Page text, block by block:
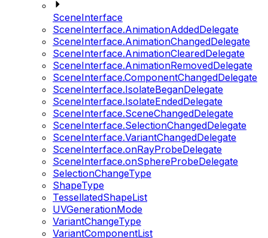
SceneInterface
SceneInterface.AnimationAddedDelegate
SceneInterface.AnimationChangedDelegate
SceneInterface.AnimationClearedDelegate
SceneInterface.AnimationRemovedDelegate
SceneInterface.ComponentChangedDelegate
SceneInterface.IsolateBeganDelegate
SceneInterface.IsolateEndedDelegate
SceneInterface.SceneChangedDelegate
SceneInterface.SelectionChangedDelegate
SceneInterface.VariantChangedDelegate
SceneInterface.onRayProbeDelegate
SceneInterface.onSphereProbeDelegate
SelectionChangeType
ShapeType
TessellatedShapeList
UVGenerationMode
VariantChangeType
VariantComponentList